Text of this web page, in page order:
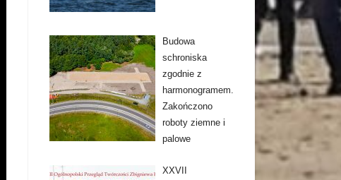
Budowa
schroniska
zgodnie z
harmonogramem.
Zakończono
roboty ziemne i
palowe
XXVII